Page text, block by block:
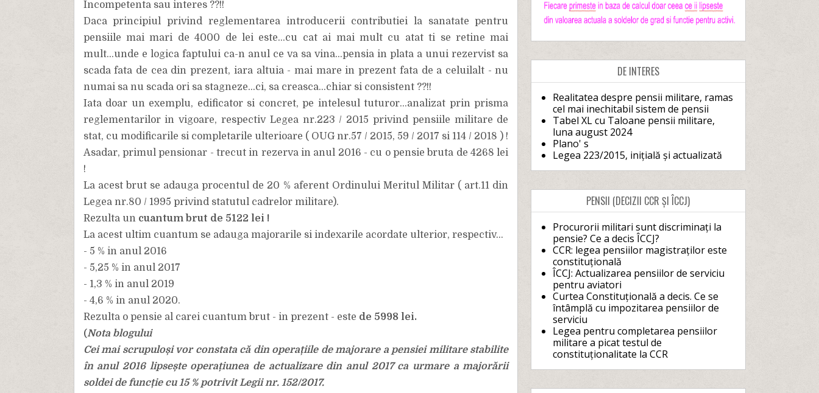
Incompetenta sau interes ??!!
Daca principiul privind reglementarea introducerii contributiei la sanatate pentru
pensiile mai mari de 4000 de lei este...cu cat ai mai mult cu atat ti se retine mai
mult...unde e logica faptului ca-n anul ce va sa vina...pensia in plata a unui rezervist sa
scada fata de cea din prezent, iara altuia - mai mare in prezent fata de a celuilalt - nu
numai sa nu scada ori sa stagneze...ci, sa creasca...chiar si consistent ??!!
Iata doar un exemplu, edificator si concret, pe intelesul tuturor...analizat prin prisma
reglementarilor in vigoare, respectiv Legea nr.223 / 2015 privind pensiile militare de
stat, cu modificarile si completarile ulterioare ( OUG nr.57 / 2015, 59 / 2017 si 114 / 2018 ) !
Asadar, primul pensionar - trecut in rezerva in anul 2016 - cu o pensie bruta de 4268 lei
!
La acest brut se adauga procentul de 20 % aferent Ordinului Meritul Militar ( art.11 din
Legea nr.80 / 1995 privind statutul cadrelor militare).
Rezulta un cuantum brut de 5122 lei !
La acest ultim cuantum se adauga majorarile si indexarile acordate ulterior, respectiv...
- 5 % in anul 2016
- 5,25 % in anul 2017
- 1,3 % in anul 2019
- 4,6 % in anul 2020.
Rezulta o pensie al carei cuantum brut - in prezent - este de 5998 lei.
(Nota blogului
Cei mai scrupuloși vor constata că din operațiile de majorare a pensiei militare stabilite
în anul 2016 lipsește operațiunea de actualizare din anul 2017 ca urmare a majorării
soldei de funcție cu 15 % potrivit Legii nr. 152/2017.
DE INTERES
Realitatea despre pensii militare, ramas
cel mai inechitabil sistem de pensii
Tabel XL cu Taloane pensii militare,
luna august 2024
Plano' s
Legea 223/2015, inițială și actualizată
PENSII (DECIZII CCR ȘI ÎCCJ)
Procurorii militari sunt discriminați la
pensie? Ce a decis ÎCCJ?
CCR: legea pensiilor magistraților este
constituțională
ÎCCJ: Actualizarea pensiilor de serviciu
pentru aviatori
Curtea Constituțională a decis. Ce se
întâmplă cu impozitarea pensiilor de
serviciu
Legea pentru completarea pensiilor
militare a picat testul de
constituționalitate la CCR